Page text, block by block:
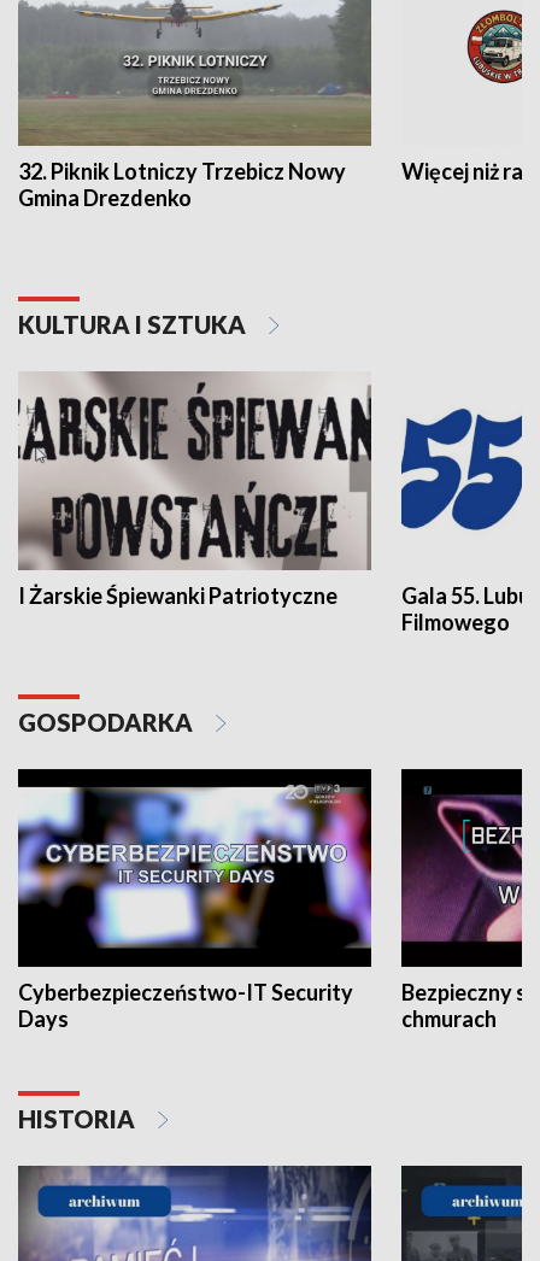
32. Piknik Lotniczy Trzebicz Nowy
Gmina Drezdenko
Więcej niż rajd
KULTURA I SZTUKA
I Żarskie Śpiewanki Patriotyczne
Gala 55.
Filmowego
GOSPODARKA
Cyberbezpieczeństwo-IT Security
Days
Bezpieczny
chmurach
HISTORIA